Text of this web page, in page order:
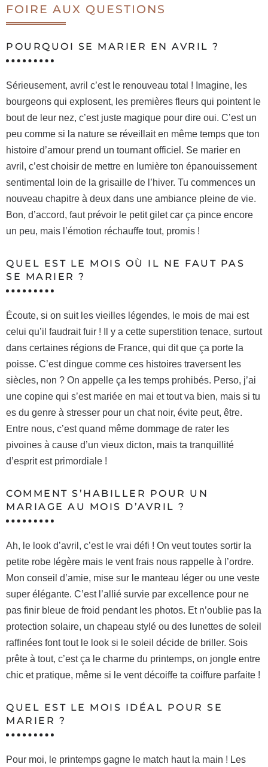
FOIRE AUX QUESTIONS
POURQUOI SE MARIER EN AVRIL ?
Sérieusement, avril c’est le renouveau total ! Imagine, les
bourgeons qui explosent, les premières fleurs qui pointent le
bout de leur nez, c’est juste magique pour dire oui. C’est un
peu comme si la nature se réveillait en même temps que ton
histoire d’amour prend un tournant officiel. Se marier en
avril, c’est choisir de mettre en lumière ton épanouissement
sentimental loin de la grisaille de l’hiver. Tu commences un
nouveau chapitre à deux dans une ambiance pleine de vie.
Bon, d’accord, faut prévoir le petit gilet car ça pince encore
un peu, mais l’émotion réchauffe tout, promis !
QUEL EST LE MOIS OÙ IL NE FAUT PAS
SE MARIER ?
Écoute, si on suit les vieilles légendes, le mois de mai est
celui qu’il faudrait fuir ! Il y a cette superstition tenace, surtout
dans certaines régions de France, qui dit que ça porte la
poisse. C’est dingue comme ces histoires traversent les
siècles, non ? On appelle ça les temps prohibés. Perso, j’ai
une copine qui s’est mariée en mai et tout va bien, mais si tu
es du genre à stresser pour un chat noir, évite peut, être.
Entre nous, c’est quand même dommage de rater les
pivoines à cause d’un vieux dicton, mais ta tranquillité
d’esprit est primordiale !
COMMENT S’HABILLER POUR UN
MARIAGE AU MOIS D’AVRIL ?
Ah, le look d’avril, c’est le vrai défi ! On veut toutes sortir la
petite robe légère mais le vent frais nous rappelle à l’ordre.
Mon conseil d’amie, mise sur le manteau léger ou une veste
super élégante. C’est l’allié survie par excellence pour ne
pas finir bleue de froid pendant les photos. Et n’oublie pas la
protection solaire, un chapeau stylé ou des lunettes de soleil
raffinées font tout le look si le soleil décide de briller. Sois
prête à tout, c’est ça le charme du printemps, on jongle entre
chic et pratique, même si le vent décoiffe ta coiffure parfaite !
QUEL EST LE MOIS IDÉAL POUR SE
MARIER ?
Pour moi, le printemps gagne le match haut la main ! Les